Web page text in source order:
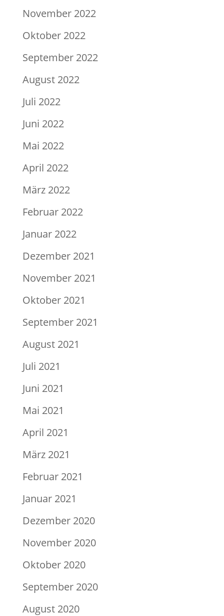
November 2022
Oktober 2022
September 2022
August 2022
Juli 2022
Juni 2022
Mai 2022
April 2022
März 2022
Februar 2022
Januar 2022
Dezember 2021
November 2021
Oktober 2021
September 2021
August 2021
Juli 2021
Juni 2021
Mai 2021
April 2021
März 2021
Februar 2021
Januar 2021
Dezember 2020
November 2020
Oktober 2020
September 2020
August 2020